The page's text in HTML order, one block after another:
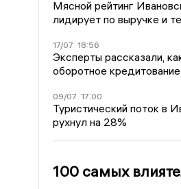
Мясной рейтинг
лидирует по выручке и
17/07 18:56
Эксперты рассказали,
оборотное кредитование
09/07 17:00
Туристический поток в
рухнул на 28%
100 самых